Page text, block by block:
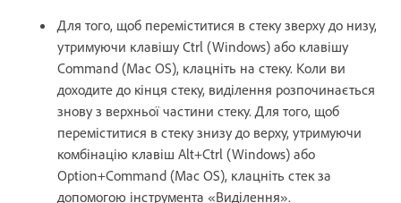
Для того, щоб переміститися в стеку зверху до низу,
утримуючи клавішу Ctrl (Windows) або клавішу
Command (Mac OS), клацніть на стеку. Коли ви
доходите до кінця стеку, виділення розпочинається
знову з верхньої частини стеку. Для того, щоб
переміститися в стеку знизу до верху, утримуючи
комбінацію клавіш Alt+Ctrl (Windows) або
Option+Command (Mac OS), клацніть стек за
допомогою інструмента «Виділення».